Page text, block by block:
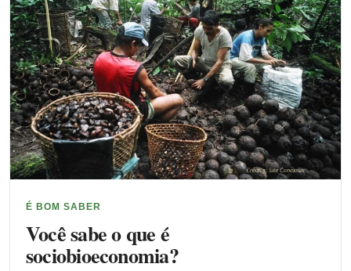
É BOM SABER
Você sabe o que é
sociobioeconomia?